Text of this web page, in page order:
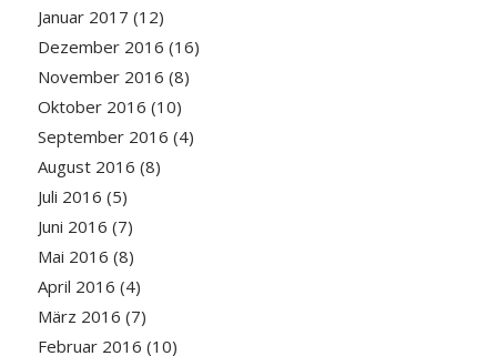
Januar 2017 (12)
Dezember 2016 (16)
November 2016 (8)
Oktober 2016 (10)
September 2016 (4)
August 2016 (8)
Juli 2016 (5)
Juni 2016 (7)
Mai 2016 (8)
April 2016 (4)
März 2016 (7)
Februar 2016 (10)